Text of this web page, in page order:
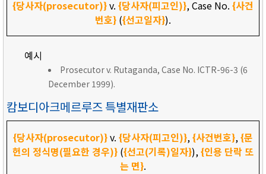
{당사자(prosecutor)}v. {당사자(피고인)}, Case No. {사건
번호} ({선고일자}).
예시
Prosecutor v. Rutaganda, Case No. ICTR-96-3 (6
December 1999).
캄보디아크메르루즈 특별재판소
{당사자(prosecutor)}v. {당사자(피고인)},{사건번호},{문
헌의 정식명(필요한 경우)} ({선고(기록)일자}),{인용 단락 또
는 면}.